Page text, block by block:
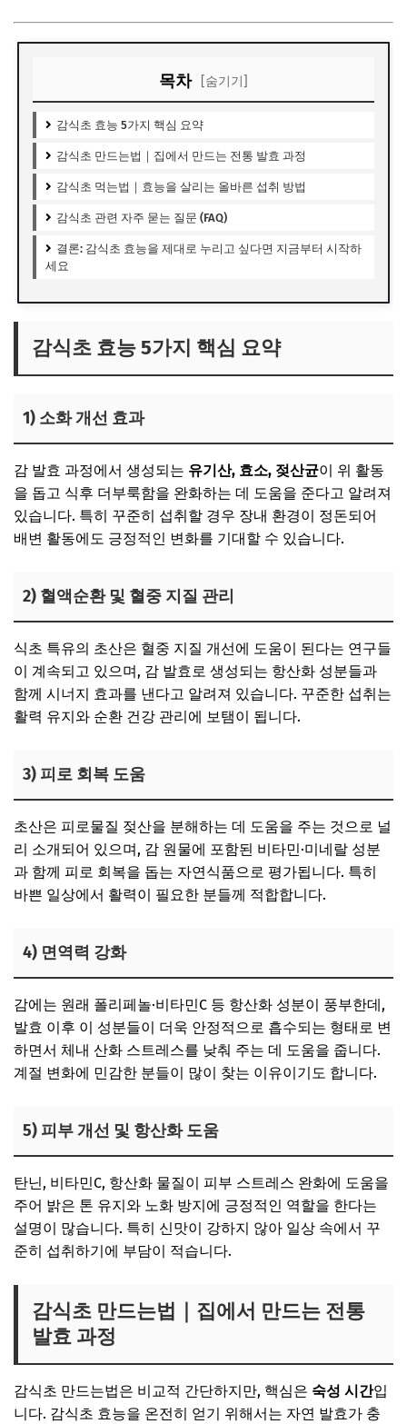
목차 [숨기기]
감식초 효능 5가지 핵심 요약
감식초 만드는법｜집에서 만드는 전통 발효 과정
감식초 먹는법｜효능을 살리는 올바른 섭취 방법
감식초 관련 자주 묻는 질문 (FAQ)
결론: 감식초 효능을 제대로 누리고 싶다면 지금부터 시작하
세요
감식초 효능 5가지 핵심 요약
1) 소화 개선 효과
감 발효 과정에서 생성되는 유기산, 효소, 젖산균이 위 활동
을 돕고 식후 더부룩함을 완화하는 데 도움을 준다고 알려져
있습니다. 특히 꾸준히 섭취할 경우 장내 환경이 정돈되어
배변 활동에도 긍정적인 변화를 기대할 수 있습니다.
2) 혈액순환 및 혈중 지질 관리
식초 특유의 초산은 혈중 지질 개선에 도움이 된다는 연구들
이 계속되고 있으며, 감 발효로 생성되는 항산화 성분들과
함께 시너지 효과를 낸다고 알려져 있습니다. 꾸준한 섭취는
활력 유지와 순환 건강 관리에 보탬이 됩니다.
3) 피로 회복 도움
초산은 피로물질 젖산을 분해하는 데 도움을 주는 것으로 널
리 소개되어 있으며, 감 원물에 포함된 비타민·미네랄 성분
과 함께 피로 회복을 돕는 자연식품으로 평가됩니다. 특히
바쁜 일상에서 활력이 필요한 분들께 적합합니다.
4) 면역력 강화
감에는 원래 폴리페놀·비타민C 등 항산화 성분이 풍부한데,
발효 이후 이 성분들이 더욱 안정적으로 흡수되는 형태로 변
하면서 체내 산화 스트레스를 낮춰 주는 데 도움을 줍니다.
계절 변화에 민감한 분들이 많이 찾는 이유이기도 합니다.
5) 피부 개선 및 항산화 도움
탄닌, 비타민C, 항산화 물질이 피부 스트레스 완화에 도움을
주어 밝은 톤 유지와 노화 방지에 긍정적인 역할을 한다는
설명이 많습니다. 특히 신맛이 강하지 않아 일상 속에서 꾸
준히 섭취하기에 부담이 적습니다.
감식초 만드는법｜집에서 만드는 전통
발효 과정
감식초 만드는법은 비교적 간단하지만, 핵심은 숙성 시간입
니다. 감식초 효능을 온전히 얻기 위해서는 자연 발효가 충